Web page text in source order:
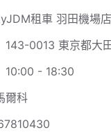
租車 羽田機場店
143-0013 東京都大
10:00 - 18:30
爾科